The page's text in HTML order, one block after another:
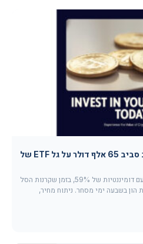
ניתוח Bitcoin: BTC מתייצב סביב 65 אלף דולר על גל ETF של
Bitcoin נסחר סביב 64,985 דולר עם דומיננטיות של 59%, בזמן שקרנות הסל
הון בשבעה ימי מסחר. ניתוח מחיר,